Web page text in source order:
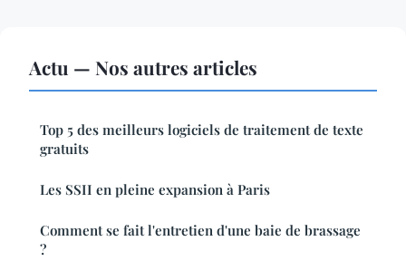
Actu — Nos autres articles
Top 5 des meilleurs logiciels de traitement de texte
gratuits
Les SSII en pleine expansion à Paris
Comment se fait l'entretien d'une baie de brassage
?